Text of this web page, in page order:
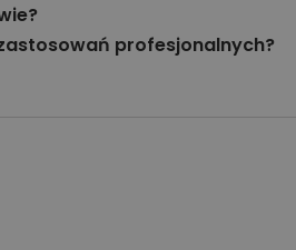
profesjonalnych?